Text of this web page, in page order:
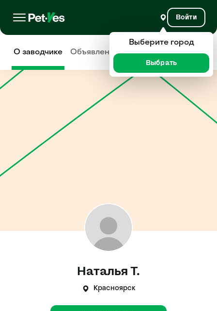
Войти
О заводчике Объявления Отзывы
Наталья Т.
Красноярск
Выберите город
Выбрать